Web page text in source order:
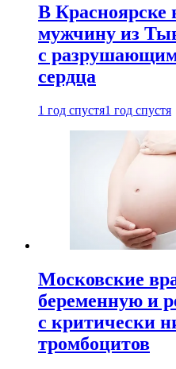
В Красноярске
мужчину из
с
сердца
1 год спустя1 год спустя
Московские
беременную и
с критически
тромбоцитов